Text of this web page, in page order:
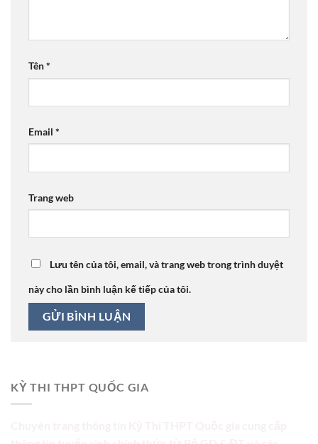
Tên*
Email *
Trang web
Lưu tên của tôi, email, và trang web trong trình duyệt
này cho lần bình luận kế tiếp của tôi.
KỲ THI THPT QUỐC GIA